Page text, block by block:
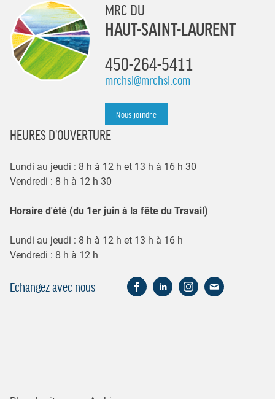
MRC DU
HAUT-SAINT-LAURENT
450-264-5411
mrchsl@mrchsl.com
Nous joindre
HEURES D'OUVERTURE
Lundi au jeudi : 8 h à 12 h et 13 h à 16 h 30
Vendredi : 8 h à 12 h 30
Horaire d'été (du 1er juin à la fête du Travail)
Lundi au jeudi : 8 h à 12 h et 13 h à 16 h
Vendredi : 8 h à 12 h
Échangez avec nous